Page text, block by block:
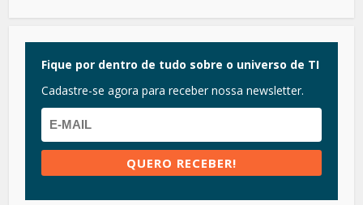
Fique por dentro de tudo sobre o universo de TI
Cadastre-se agora para receber nossa newsletter.